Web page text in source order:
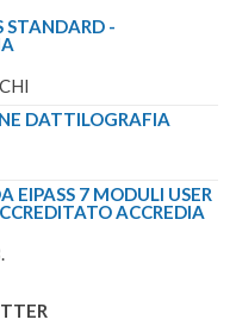
STANDARD -
DATTILOGRAFIA
EIPASS 7 MODULI USER
ACCREDIA